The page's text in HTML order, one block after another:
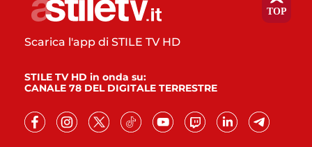
Scarica l'app di STILE TV HD
STILE TV HD in onda su:
CANALE 78 DEL DIGITALE TERRESTRE